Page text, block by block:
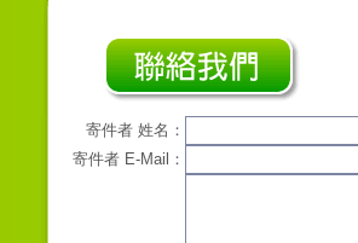
寄件者 姓名：
寄件者 E-Mail：